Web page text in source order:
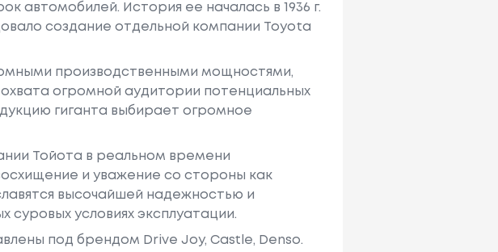
автомобилей. История ее началась в 1936 г.
создание отдельной компании Toyota
производственными мощностями,
огромной аудитории потенциальных
гиганта выбирает огромное
Тойота в реальном времени
и уважение со стороны как
высочайшей надежностью и
условиях эксплуатации.
под брендом Drive Joy, Castle, Denso.